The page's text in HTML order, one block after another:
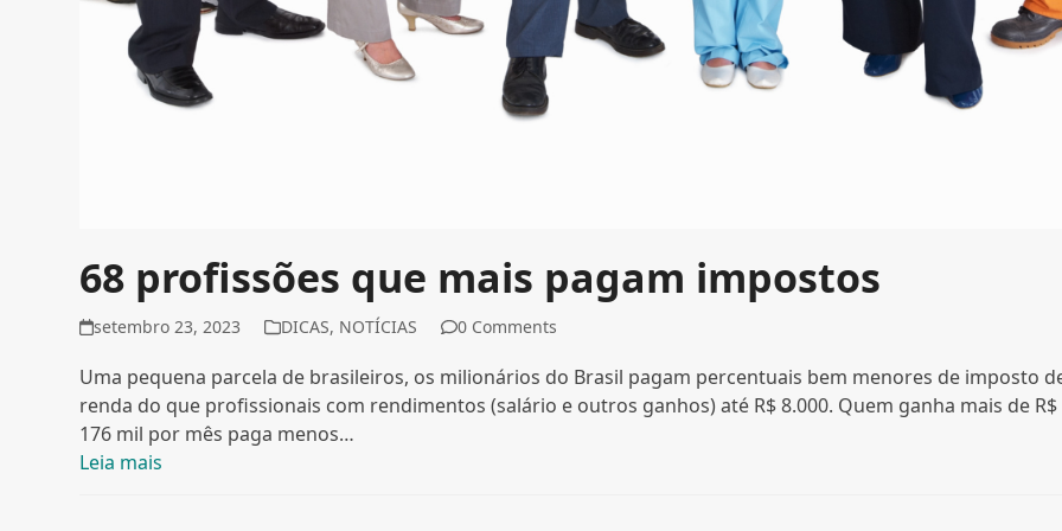
68 profissões que mais pagam impostos
setembro 23, 2023 DICAS, NOTÍCIAS 0 Comments
Uma pequena parcela de brasileiros, os milionários do Brasil pagam percentuais bem menores de imposto
renda do que profissionais com rendimentos (salário e outros ganhos) até R$ 8.000. Quem ganha mais de R$
176 mil por mês paga menos…
Leia mais